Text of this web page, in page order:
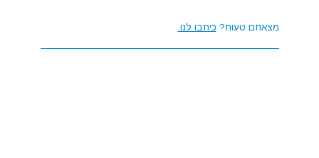
מצאתם טעות? כיתבו לנו.